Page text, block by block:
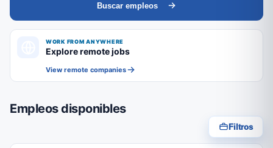
Buscar empleos
WORK FROM ANYWHERE
Explore remote jobs
View remote companies
Empleos disponibles
Filtros